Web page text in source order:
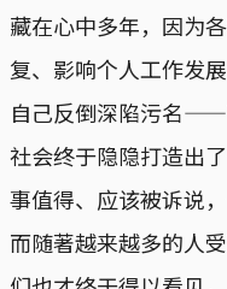
藏在心中多年，因为
复、影响个人工作发
自己反倒深陷污名
社会终于隐隐打造出
事值得、应该被诉说
而随著越来越多的人